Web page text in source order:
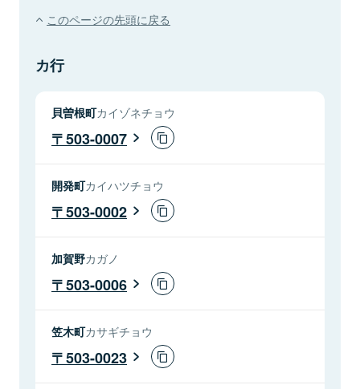
このページの先頭に戻る
カ行
貝曽根町カイゾネチョウ
503-0007
開発町カイハツチョウ
503-0002
加賀野カガノ
503-0006
笠木町カサギチョウ
503-0023